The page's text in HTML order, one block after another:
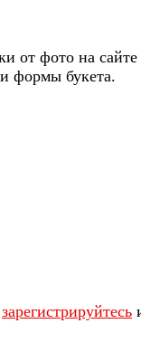
от фото на сайте
формы букета.
зарегистрируйтесь